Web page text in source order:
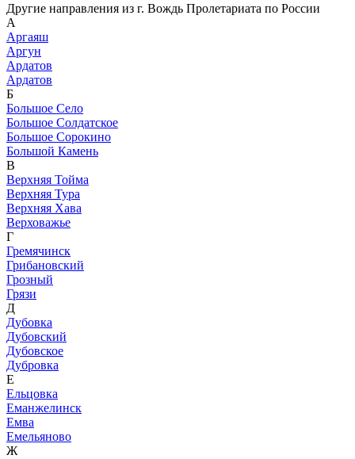
Другие направления из г. Вождь Пролетариата по России
А
Аргаяш
Аргун
Ардатов
Ардатов
Б
Большое Село
Большое Солдатское
Большое Сорокино
Большой Камень
В
Верхняя Тойма
Верхняя Тура
Верхняя Хава
Верховажье
Г
Гремячинск
Грибановский
Грозный
Грязи
Д
Дубовка
Дубовский
Дубовское
Дубровка
Е
Ельцовка
Еманжелинск
Емва
Емельяново
Ж